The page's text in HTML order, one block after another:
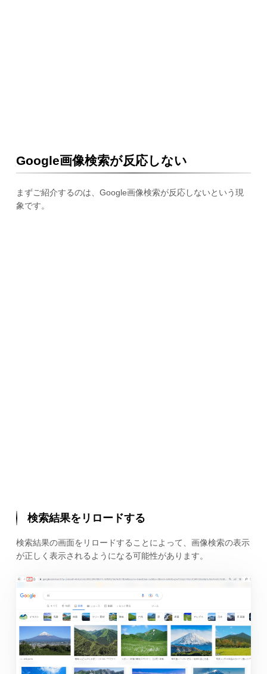
Google画像検索が反応しない
まずご紹介するのは、Google画像検索が反応しないという現
象です。
検索結果をリロードする
検索結果の画面をリロードすることによって、画像検索の表示
が正しく表示されるようになる可能性があります。